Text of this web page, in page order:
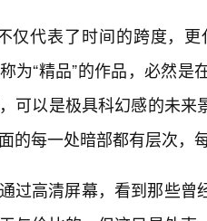
仅代表了时间的跨度，
为“精品”的作品，必然
可以是极具科幻感的未
的每一处暗部都有层次，
过高清屏幕，看到那些